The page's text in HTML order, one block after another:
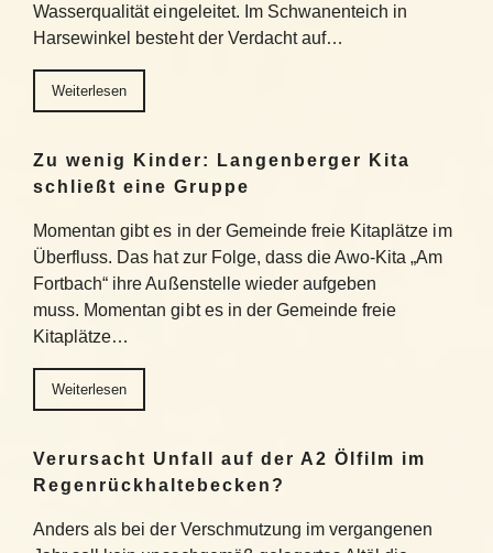
Wasserqualität eingeleitet. Im Schwanenteich in
Harsewinkel besteht der Verdacht auf…
Weiterlesen
Zu wenig Kinder: Langenberger Kita
schließt eine Gruppe
Momentan gibt es in der Gemeinde freie Kitaplätze im
Überfluss. Das hat zur Folge, dass die Awo-Kita „Am
Fortbach“ ihre Außenstelle wieder aufgeben
muss. Momentan gibt es in der Gemeinde freie
Kitaplätze…
Weiterlesen
Verursacht Unfall auf der A2 Ölfilm im
Regenrückhaltebecken?
Anders als bei der Verschmutzung im vergangenen